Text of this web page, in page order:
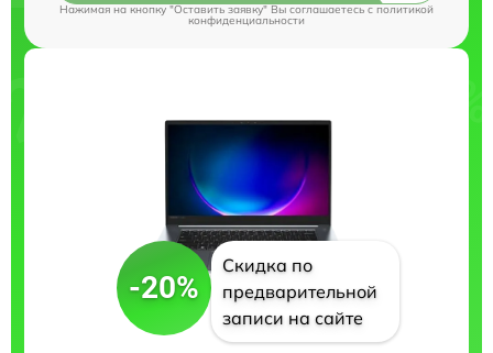
Нажимая на кнопку "Оставить заявку" Вы соглашаетесь cполитикой
конфиденциальности
-20%
Скидка по
предварительной
записи на сайте